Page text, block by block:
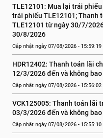
TLE12101: Mua lại trái
trái phiếu TLE12101; Thanh
TLE12101 từ ngày 30/7/
30/8/2026
Cập nhật ngày 07/08/2026 - 15:59:19
HDR12402: Thanh toán lãi
12/3/2026 đến và không
Cập nhật ngày 07/08/2026 - 15:56:02
VCK125005: Thanh toán lãi
03/3/2026 đến và không
Cập nhật ngày 07/08/2026 - 15:55:10